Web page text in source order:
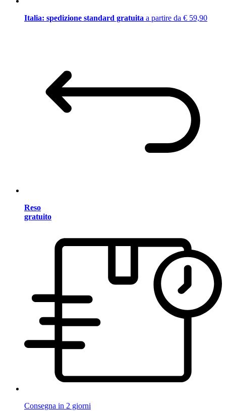
Italia: spedizione standard gratuita a partire da € 59,90
Reso
gratuito
Consegna in 2 giorni